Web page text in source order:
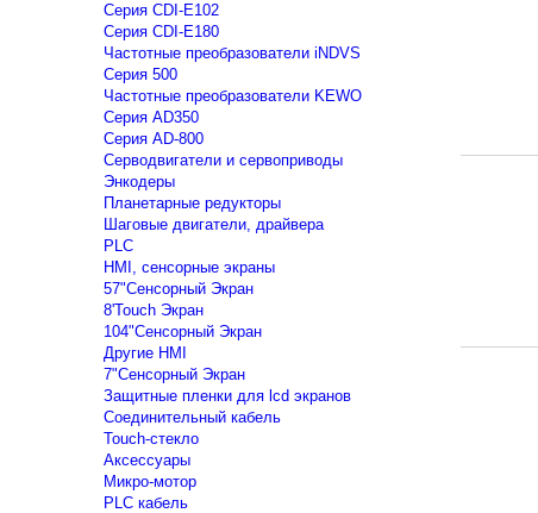
Серия CDI-E102
Серия CDI-E180
Частотные преобразователи iNDVS
Серия 500
Частотные преобразователи KEWO
Серия AD350
Серия AD-800
Серводвигатели и сервоприводы
Энкодеры
Планетарные редукторы
Шаговые двигатели, драйвера
PLC
HMI, сенсорные экраны
57"Сенсорный Экран
8'Touch Экран
104"Сенсорный Экран
Другие HMI
7"Сенсорный Экран
Защитные пленки для lcd экранов
Соединительный кабель
Touch-стекло
Аксессуары
Микро-мотор
PLC кабель